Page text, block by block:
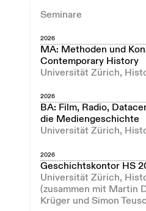
Seminare
2026
MA: Methoden und
Contemporary History
Universität Zürich,
2026
BA: Film, Radio,
die Mediengeschichte
Universität Zürich,
2026
Geschichtskontor HS
Universität Zürich,
(zusammen mit Martin
Krüger und Simon